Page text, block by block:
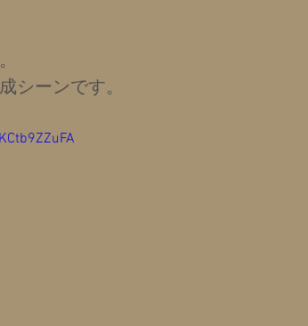
シーンです。